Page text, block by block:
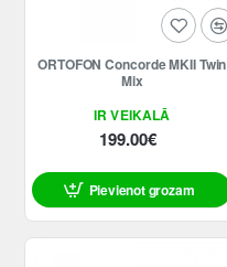
IR VEIKALĀ
ORTOFON Concorde MKII Twin
Mix
199.00€
Pievienot grozam